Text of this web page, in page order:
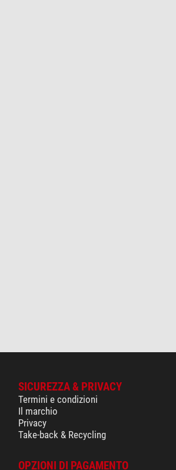
SICUREZZA & PRIVACY
Termini e condizioni
Il marchio
Privacy
Take-back & Recycling
OPZIONI DI PAGAMENTO